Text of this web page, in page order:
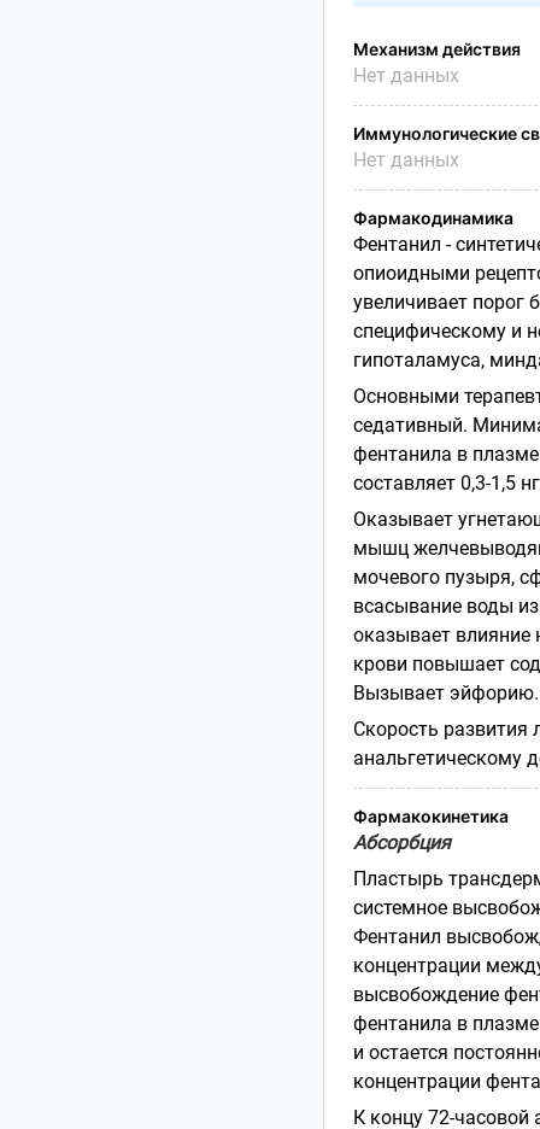
Механизм действия
Нет данных
Иммунологические
Нет данных
Фармакодинамика
Фентанил -
опиоидными
увеличивает порог
специфическому и
гипоталамуса,
Основными
седативный.
фентанила в
составляет 0,3-1,5
Оказывает
мышц
мочевого пузыря,
всасывание воды
оказывает влияние
крови повышает
Вызывает эйфорию.
Скорость развития
анальгетическому
Фармакокинетика
Абсорбция
Пластырь
системное
Фентанил
концентрации
высвобождение
фентанила в плазме
и остается
концентрации
К концу 72-часовой